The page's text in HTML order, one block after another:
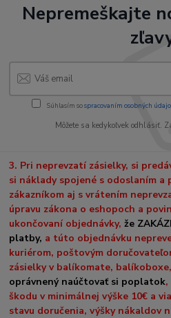
Nepremeškajte
Súhlasím sospracovaním osobných
Môžete sa kedykoľvek odhlásiť.
3. Pri neprevzatí zásielky, si
si náklady spojené s odoslaním a
zákazníkom aj s vrátením
úpravu zákona o eshopoch a
ukončovaní objednávky,že
platby, a túto objednávku
kuriérom, poštovým
zásielky v balíkomate,
oprávnený naúčtovať si poplatok
škodu v minimálnej výške 10€ a
stavu doručenia, výšky nákaldov